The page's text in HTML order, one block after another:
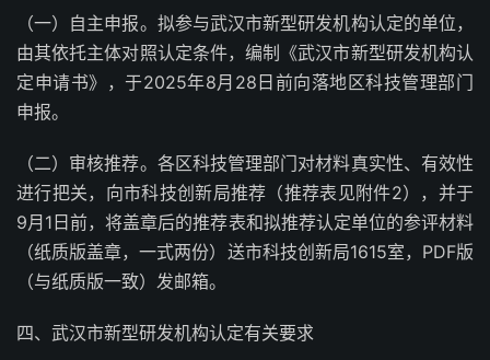
（一）自主申报。拟参与武汉市新型研发机构认定的单位，
由其依托主体对照认定条件，编制《武汉市新型研发机构认
定申请书》，于2025年8月28日前向落地区科技管理部门
申报。
（二）审核推荐。各区科技管理部门对材料真实性、有效性
进行把关，向市科技创新局推荐（推荐表见附件2），并于
9月1日前，将盖章后的推荐表和拟推荐认定单位的参评材料
（纸质版盖章，一式两份）送市科技创新局1615室，PDF版
（与纸质版一致）发邮箱。
四、武汉市新型研发机构认定有关要求